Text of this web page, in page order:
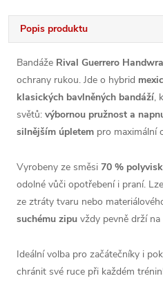
Popis produktu
Bandáže Rival Guerrero
ochrany rukou. Jde o hybrid
klasických bavlněných bandáží,
světů: výbornou pružnost a
silnějším úpletem pro maximální
Vyrobeny ze směsi 70 %
odolné vůči opotřebení i praní.
ze ztráty tvaru nebo
suchému zipu vždy pevně drží na
Ideální volba pro začátečníky i
chránit své ruce při každém